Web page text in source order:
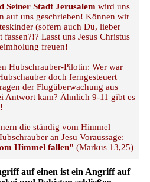
Seiner Stadt Jerusalem wird uns
auf uns geschrieben! Können wir
(sofern auch Du, lieber
Lasst uns Jesus Christus
freuen!
Hubschrauber-Pilotin: Wer war
doch ferngesteuert
der Flugüberwachung aus
Antwort kam? Ähnlich 9-11 gibt es
!
die ständig vom Himmel
an Jesu Voraussage:
Himmel fallen" (Markus 13,25)
auf einen ist ein Angriff auf